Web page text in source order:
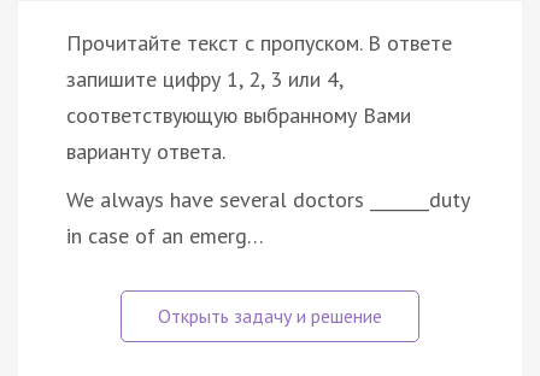
Прочитайте текст с пропуском. В ответе
запишите цифру 1, 2, 3 или 4,
соответствующую выбранному Вами
варианту ответа.
We always have several doctors _______duty
in case of an emerg…